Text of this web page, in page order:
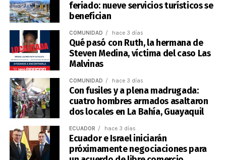
feriado: nueve servicios turísticos se
benefician
COMUNIDAD hace 3 días
Qué pasó con Ruth, la hermana de
Steven Medina, víctima del caso Las
Malvinas
COMUNIDAD hace 3 días
Con fusiles y a plena madrugada:
cuatro hombres armados asaltaron
dos locales en La Bahía, Guayaquil
ECUADOR hace 3 días
Ecuador e Israel iniciarán
próximamente negociaciones para